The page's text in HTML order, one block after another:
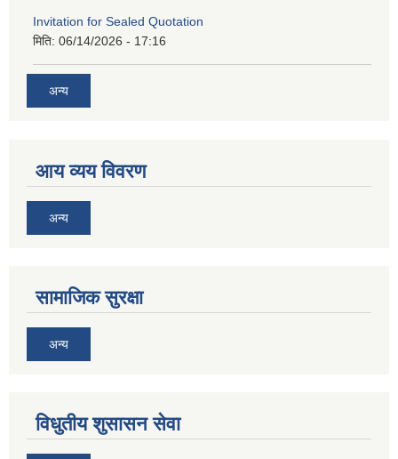
Invitation for Sealed Quotation
मिति: 06/14/2026 - 17:16
अन्य
आय व्यय विवरण
अन्य
सामाजिक सुरक्षा
अन्य
विधुतीय शुसासन सेवा